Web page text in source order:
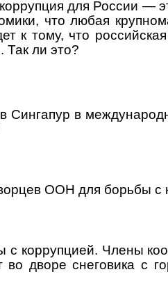
для России —
что любая
к тому, что
Так ли это?
Сингапур в
ООН для борьбы с
с коррупцией. Члены
дворе снеговика с